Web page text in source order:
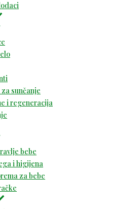
sunčanje
i regeneracija
bebe
i higijena
za bebe